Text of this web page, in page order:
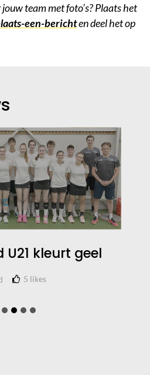
team met foto’s? Plaats het
een-berichten deel het op
kleurt geel
5 likes